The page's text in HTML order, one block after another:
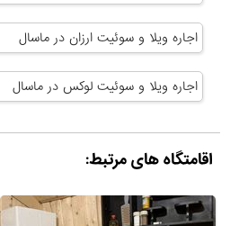
اجاره ویلا و سوئیت ارزان در ماسال
اجاره ویلا و سوئیت لوکس در ماسال
اقامتگاه های مرتبط: